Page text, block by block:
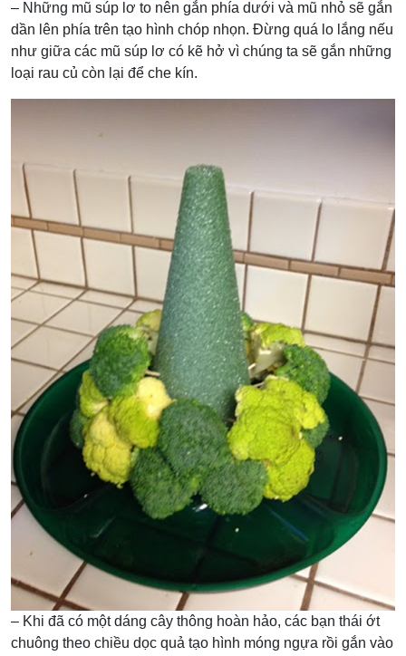
– Những mũ súp lơ to nên gắn phía dưới và mũ nhỏ sẽ gắn
dần lên phía trên tạo hình chóp nhọn. Đừng quá lo lắng nếu
như giữa các mũ súp lơ có kẽ hở vì chúng ta sẽ gắn những
loại rau củ còn lại để che kín.
– Khi đã có một dáng cây thông hoàn hảo, các bạn thái ớt
chuông theo chiều dọc quả tạo hình móng ngựa rồi gắn vào